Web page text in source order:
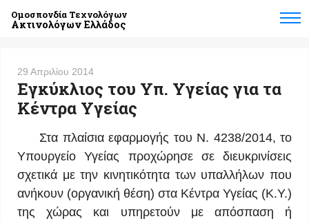
Ομοσπονδία Τεχνολόγων
Ακτινολόγων Ελλάδος
29 Απριλίου 2014
Εγκύκλιος του Υπ. Υγείας για τα
Κέντρα Υγείας
Στα πλαίσια εφαρμογής του Ν. 4238/2014, το
Υπουργείο Υγείας προχώρησε σε διευκρινίσεις
σχετικά με την κινητικότητα των υπαλλήλων που
ανήκουν (οργανική θέση) στα Κέντρα Υγείας (Κ.Υ.)
της χώρας και υπηρετούν με απόσπαση ή